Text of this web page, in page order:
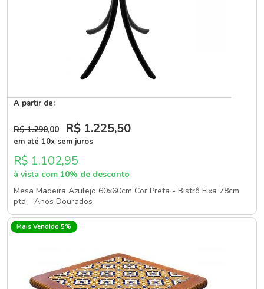
A partir de:
R$ 1.290,00 R$ 1.225,50
em até 10x sem juros
R$ 1.102,95
à vista com 10% de desconto
Mesa Madeira Azulejo 60x60cm Cor Preta - Bistrô Fixa 78cm
pta - Anos Dourados
Mais Vendido 5%